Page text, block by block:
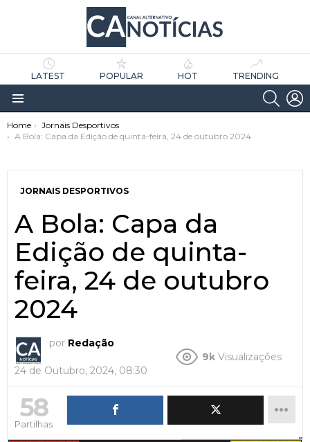
LATEST POPULAR HOT TRENDING
Menu
You are here:
Home
Jornais Desportivos
A Bola: Capa da Edição de quinta-feira, 24 de outubro 2024
JORNAIS DESPORTIVOS
A Bola: Capa da
Edição de quinta-
feira, 24 de outubro
2024
por Redação
24 de Outubro, 2024, 08:30
9k Visualizações
58
Partilhas